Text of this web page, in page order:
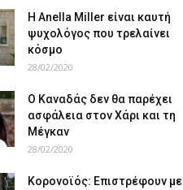
Η Anella Miller είναι καυτή
ψυχολόγος που τρελαίνει
κόσμο
28/02/2020
Ο Καναδάς δεν θα παρέχει
ασφάλεια στον Χάρι και τη
Μέγκαν
28/02/2020
Κορονοϊός: Επιστρέφουν με